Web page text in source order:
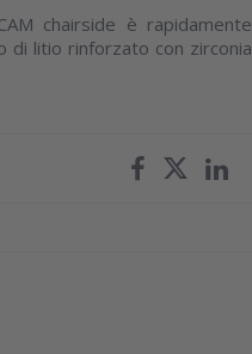
chairside è rapidamente
di litio rinforzato con zirconia